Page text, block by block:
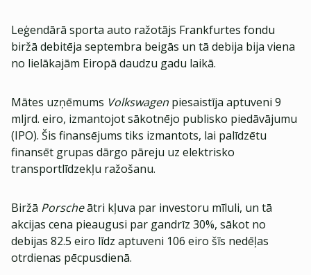
Leģendārā sporta auto ražotājs Frankfurtes fondu
biržā debitēja septembra beigās un tā debija bija viena
no lielākajām Eiropā daudzu gadu laikā.
Mātes uzņēmums Volkswagen piesaistīja aptuveni 9
mljrd. eiro, izmantojot sākotnējo publisko piedāvājumu
(IPO). Šis finansējums tiks izmantots, lai palīdzētu
finansēt grupas dārgo pāreju uz elektrisko
transportlīdzekļu ražošanu.
Biržā Porscheātri kļuva par investoru mīluli, un tā
akcijas cena pieaugusi par gandrīz 30%, sākot no
debijas 82.5 eiro līdz aptuveni 106 eiro šīs nedēļas
otrdienas pēcpusdienā.